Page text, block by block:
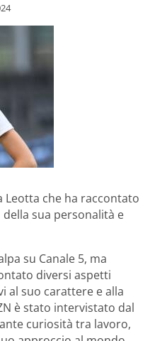
Leotta che ha raccontato
sua personalità e
su Canale 5, ma
diversi aspetti
al suo carattere e alla
è stato intervistato dal
curiosità tra lavoro,